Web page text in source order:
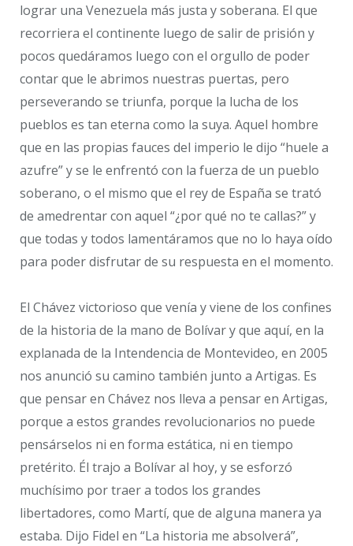
lograr una Venezuela más justa y soberana. El que
recorriera el continente luego de salir de prisión y
pocos quedáramos luego con el orgullo de poder
contar que le abrimos nuestras puertas, pero
perseverando se triunfa, porque la lucha de los
pueblos es tan eterna como la suya. Aquel hombre
que en las propias fauces del imperio le dijo “huele a
azufre” y se le enfrentó con la fuerza de un pueblo
soberano, o el mismo que el rey de España se trató
de amedrentar con aquel “¿por qué no te callas?” y
que todas y todos lamentáramos que no lo haya oído
para poder disfrutar de su respuesta en el momento.
El Chávez victorioso que venía y viene de los confines
de la historia de la mano de Bolívar y que aquí, en la
explanada de la Intendencia de Montevideo, en 2005
nos anunció su camino también junto a Artigas. Es
que pensar en Chávez nos lleva a pensar en Artigas,
porque a estos grandes revolucionarios no puede
pensárselos ni en forma estática, ni en tiempo
pretérito. Él trajo a Bolívar al hoy, y se esforzó
muchísimo por traer a todos los grandes
libertadores, como Martí, que de alguna manera ya
estaba. Dijo Fidel en “La historia me absolverá”,